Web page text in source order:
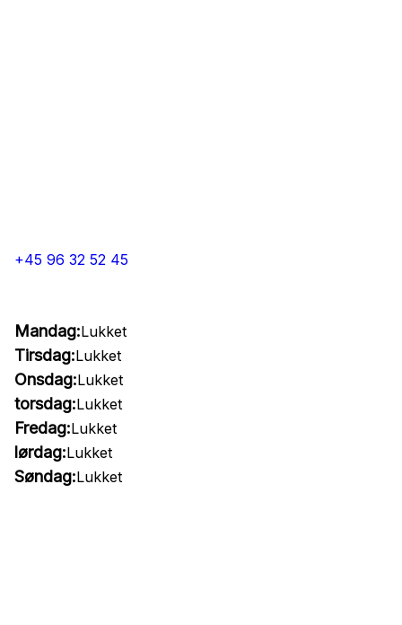
+45 96 32 52 45
Mandag:Lukket
Tirsdag:Lukket
Onsdag:Lukket
torsdag:Lukket
Fredag:Lukket
lørdag:Lukket
Søndag:Lukket